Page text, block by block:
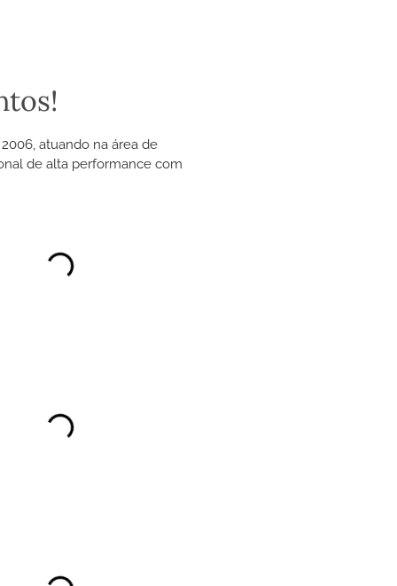
atuando na área de
de alta performance com